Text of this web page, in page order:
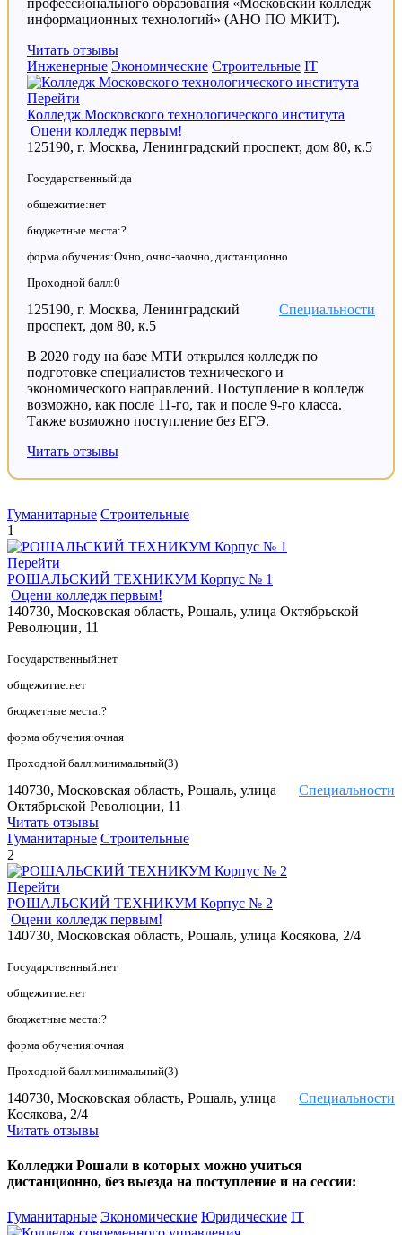
информационных технологий» (АНО ПО МКИТ).
Читать отзывы
Инженерные Экономические Строительные IT
Перейти
Колледж Московского технологического института
Оцени колледж первым!
125190, г. Москва, Ленинградский проспект, дом 80, к.5
Государственный:да
общежитие:нет
бюджетные места:?
форма обучения:Очно, очно-заочно, дистанционно
Проходной балл:0
Специальности
125190, г. Москва, Ленинградский
проспект, дом 80, к.5
В 2020 году на базе МТИ открылся колледж по
подготовке специалистов технического и
экономического направлений. Поступление в колледж
возможно, как после 11-го, так и после 9-го класса.
Также возможно поступление без ЕГЭ.
Читать отзывы
Гуманитарные Строительные
1
Перейти
РОШАЛЬСКИЙ ТЕХНИКУМ Корпус № 1
Оцени колледж первым!
140730, Московская область, Рошаль, улица Октябрьской
Революции, 11
Государственный:нет
общежитие:нет
бюджетные места:?
форма обучения:очная
Проходной балл:минимальный(3)
Специальности
140730, Московская область, Рошаль, улица
Октябрьской Революции, 11
Читать отзывы
Гуманитарные Строительные
2
Перейти
РОШАЛЬСКИЙ ТЕХНИКУМ Корпус № 2
Оцени колледж первым!
140730, Московская область, Рошаль, улица Косякова, 2/4
Государственный:нет
общежитие:нет
бюджетные места:?
форма обучения:очная
Проходной балл:минимальный(3)
Специальности
140730, Московская область, Рошаль, улица
Косякова, 2/4
Читать отзывы
Колледжи Рошали в которых можно учиться
дистанционно, без выезда на поступление и на сессии:
Гуманитарные Экономические Юридические IT